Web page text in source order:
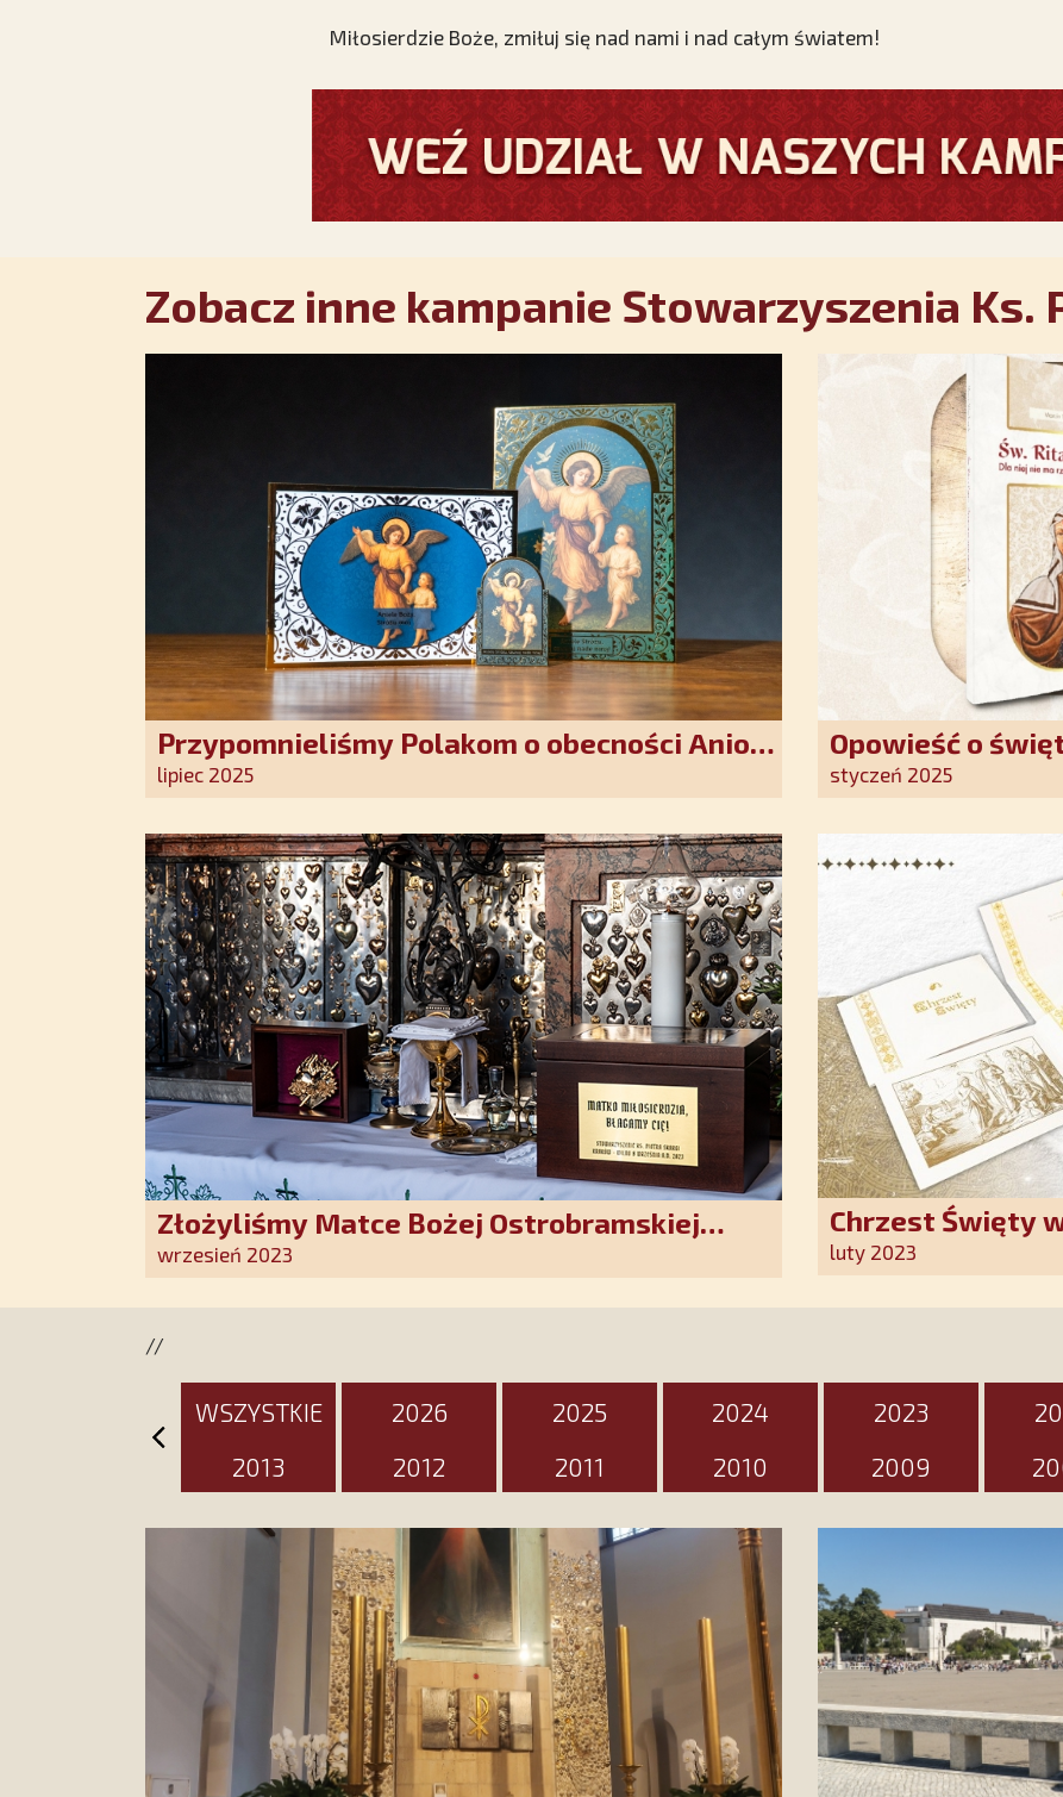
Miłosierdzie Boże, zmiłuj się nad nami i nad całym światem!
Zobacz inne kampanie Stowarzyszenia Ks.
Przypomnieliśmy Polakom o obecności Anioła
Stróża!
lipiec 2025
Opowieść o
oddania się
styczeń 2025
Złożyliśmy Matce Bożej Ostrobramskiej
pozłacane wotum
wrzesień 2023
Chrzest Święty
Kościoła. Nasz
luty 2023
//
WSZYSTKIE 2026 2025 2024 2023
2013
2012 2011 2010 2009